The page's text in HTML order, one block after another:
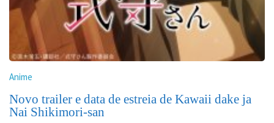
Anime
Novo trailer e data de estreia de Kawaii dake ja
Nai Shikimori-san